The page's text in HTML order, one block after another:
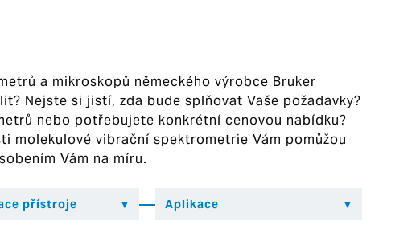
a mikroskopů německého výrobce Bruker
Nejste si jistí, zda bude splňovat Vaše požadavky?
nebo potřebujete konkrétní cenovou nabídku?
molekulové vibrační spektrometrie Vám pomůžou
Vám na míru.